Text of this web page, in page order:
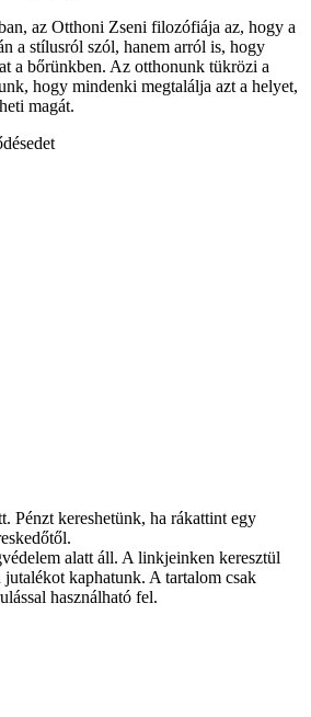
az Otthoni Zseni filozófiája az, hogy a
a stílusról szól, hanem arról is, hogy
a bőrünkben. Az otthonunk tükrözi a
hogy mindenki megtalálja azt a helyet,
magát.
Pénzt kereshetünk, ha rákattint egy
alatt áll. A linkjeinken keresztül
jutalékot kaphatunk. A tartalom csak
használható fel.